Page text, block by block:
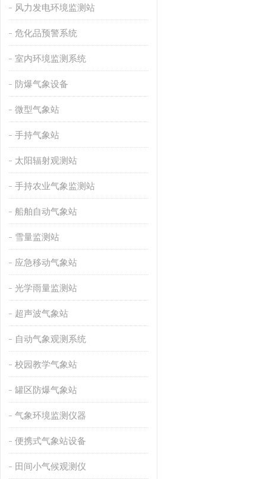
风力发电环境监测站
危化品预警系统
室内环境监测系统
防爆气象设备
微型气象站
手持气象站
太阳辐射观测站
手持农业气象监测站
船舶自动气象站
雪量监测站
应急移动气象站
光学雨量监测站
超声波气象站
自动气象观测系统
校园教学气象站
罐区防爆气象站
气象环境监测仪器
便携式气象站设备
田间小气候观测仪